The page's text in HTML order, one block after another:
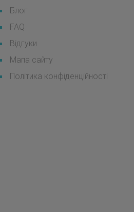
Блог
FAQ
Відгуки
Мапа сайту
Політика конфіденційності